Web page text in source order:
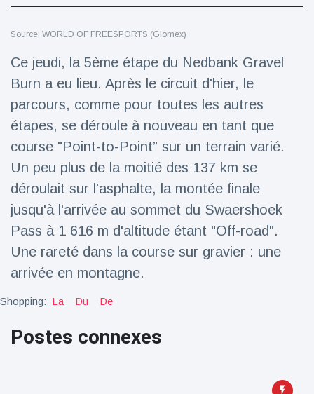
Dernières nouvelles
2023 Citroën
ë-C3 Reveal
18 March
35
Points de vue
Ferrari SP-8 -
Le Roadster
dérivé de la
F8 Spider est
le dernier
One-Off de
Maranello
Points de vue
Lotus dévoile
Emeya, sa
Hyper-GT
18 March
Points de vue
Source: WORLD OF FREESPORTS (Glomex)
Ce jeudi, la 5ème étape du Nedbank Gravel
Burn a eu lieu. Après le circuit d'hier, le
parcours, comme pour toutes les autres
étapes, se déroule à nouveau en tant que
course "Point-to-Point” sur un terrain varié.
Un peu plus de la moitié des 137 km se
déroulait sur l'asphalte, la montée finale
jusqu'à l'arrivée au sommet du Swaershoek
Pass à 1 616 m d'altitude étant "Off-road".
Une rareté dans la course sur gravier : une
arrivée en montagne.
Shopping: La Du De
Postes connexes